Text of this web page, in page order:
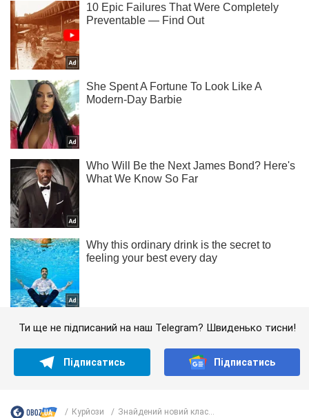
Ти ще не підписаний на наш Telegram? Швиденько тисни!
Підписатись Підписатись
Курйози Знайдений новий клас...